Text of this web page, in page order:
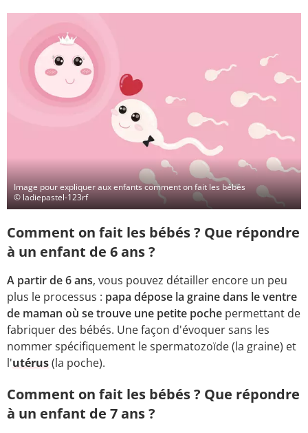
Image pour expliquer aux enfants comment on fait les bébés
© ladiepastel-123rf
Comment on fait les bébés ? Que répondre
à un enfant de 6 ans ?
A partir de 6 ans, vous pouvez détailler encore un peu
plus le processus : papa dépose la graine dans le ventre
de maman où se trouve une petite poche permettant de
fabriquer des bébés. Une façon d'évoquer sans les
nommer spécifiquement le spermatozoïde (la graine) et
l'utérus(la poche).
Comment on fait les bébés ? Que répondre
à un enfant de 7 ans ?